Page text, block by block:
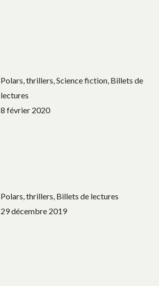
Polars, thrillers, Science fiction, Billets de
lectures
8 février 2020
Polars, thrillers, Billets de lectures
29 décembre 2019